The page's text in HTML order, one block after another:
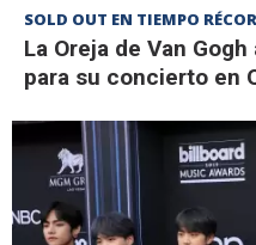
SOLD OUT EN TIEMPO
La Oreja de Van
para su concierto en